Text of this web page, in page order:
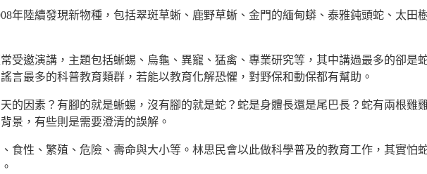
年陸續發現新物種，包括翠斑草蜥、鹿野草蜥、金門的緬甸蟒、泰雅鈍頭蛇、太田
受邀演講，主題包括蜥蜴、烏龜、異寵、猛禽、專業研究等，其中講過最多的卻是
言最多的科普教育類群，若能以教育化解恐懼，對野保和動保都有幫助。
的因素？有腳的就是蜥蜴，沒有腳的就是蛇？蛇是身體長還是尾巴長？蛇有兩根雞
景，有些則是需要澄清的誤解。
食性、繁殖、危險、壽命與大小等。林思民會以此做科學普及的教育工作，其實怕